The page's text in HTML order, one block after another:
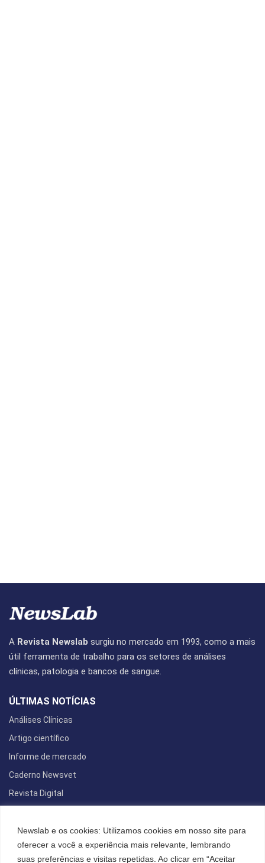
Newslab e os cookies: Utilizamos cookies em nosso site para
oferecer a você a experiência mais relevante, lembrando
suas preferências e visitas repetidas. Ao clicar em “Aceitar
A Revista Newslab surgiu no mercado em 1993, como a mais
útil ferramenta de trabalho para os setores de análises
clínicas, patologia e bancos de sangue.
ÚLTIMAS NOTÍCIAS
Análises Clínicas
Artigo científico
Informe de mercado
Caderno Newsvet
Revista Digital